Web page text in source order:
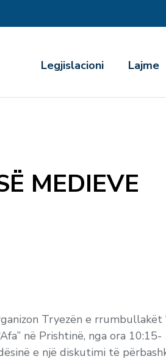
Legjislacioni Lajme
MEDIEVE
Tryezën e rrumbullakët
në Prishtinë, nga ora 10:15-
e një diskutimi të